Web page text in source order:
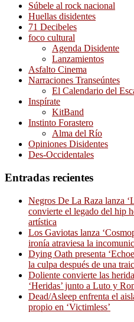
Súbele al rock nacional
Huellas disidentes
71 Decibeles
foco cultural
Agenda Disidente
Lanzamientos
Asfalto Cinema
Narraciones Transeúntes
El Calendario del
Inspírate
KitBand
Instinto Forastero
Alma del Río
Opiniones Disidentes
Des-Occidentales
Entradas recientes
Negros De La Raza lanza
convierte el legado del hip
artística
Los Gaviotas lanza
ironía atraviesa la
Dying Oath presenta
la culpa después de una
Doliente convierte las
‘Heridas’ junto a Luto y
Dead/Asleep enfrenta el
propio en ‘Victimless’